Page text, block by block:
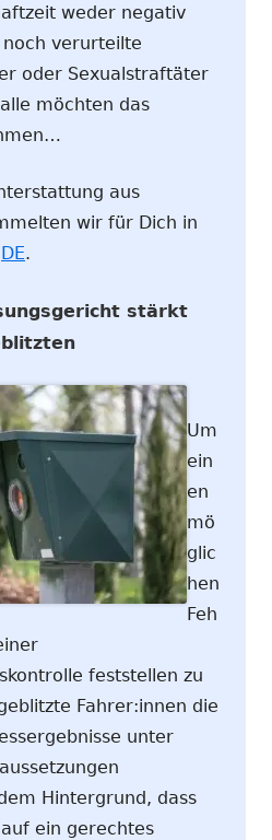
weder negativ
verurteilte
oder Sexualstraftäter
möchten das
aus
wir für Dich in
DE.
stärkt
Um
ein
en
mö
glic
hen
Feh
feststellen zu
Fahrer:innen die
unter
Hintergrund, dass
ein gerechtes